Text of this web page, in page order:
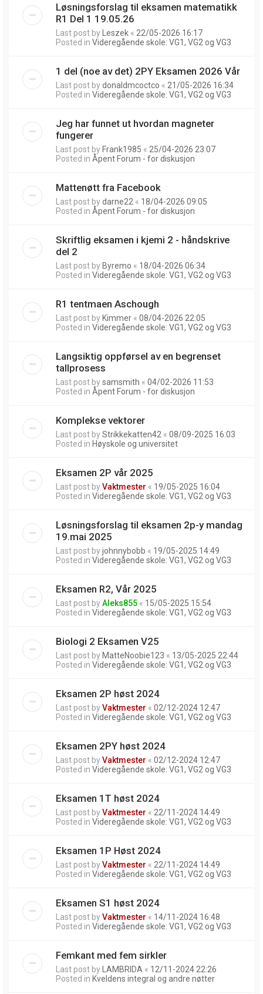
Løsningsforslag til eksamen matematikk
R1 Del 1 19.05.26
Last post by Leszek « 22/05-2026 16:17
Posted in Videregående skole: VG1, VG2 og VG3
1 del (noe av det) 2PY Eksamen 2026 Vår
Last post bydonaldmcoctco « 21/05-2026 16:34
Posted in Videregående skole: VG1, VG2 og VG3
Jeg har funnet ut hvordan magneter
fungerer
Last post by Frank1985 « 25/04-2026 23:07
Posted in Åpent Forum - for diskusjon
Mattenøtt fra Facebook
Last post bydarne22 « 18/04-2026 09:05
Posted in Åpent Forum - for diskusjon
Skriftlig eksamen i kjemi 2 - håndskrive
del 2
Last post by Byremo « 18/04-2026 06:34
Posted in Videregående skole: VG1, VG2 og VG3
R1 tentmaen Aschough
Last post by Kimmer « 08/04-2026 22:05
Posted in Videregående skole: VG1, VG2 og VG3
Langsiktig oppførsel av en begrenset
tallprosess
Last post bysamsmith « 04/02-2026 11:53
Posted in Åpent Forum - for diskusjon
Komplekse vektorer
Last post byStrikkekatten42 « 08/09-2025 16:03
Posted in Høyskole og universitet
Eksamen 2P vår 2025
Last post byVaktmester « 19/05-2025 16:04
Posted in Videregående skole: VG1, VG2 og VG3
Løsningsforslag til eksamen 2p-y mandag
19.mai 2025
Last post byjohnnybobb « 19/05-2025 14:49
Posted in Videregående skole: VG1, VG2 og VG3
Eksamen R2, Vår 2025
Last post byAleks855 « 15/05-2025 15:54
Posted in Videregående skole: VG1, VG2 og VG3
Biologi 2 Eksamen V25
Last post by MatteNoobie123 « 13/05-2025 22:44
Posted in Videregående skole: VG1, VG2 og VG3
Eksamen 2P høst 2024
Last post byVaktmester « 02/12-2024 12:47
Posted in Videregående skole: VG1, VG2 og VG3
Eksamen 2PY høst 2024
Last post byVaktmester « 02/12-2024 12:47
Posted in Videregående skole: VG1, VG2 og VG3
Eksamen 1T høst 2024
Last post byVaktmester « 22/11-2024 14:49
Posted in Videregående skole: VG1, VG2 og VG3
Eksamen 1P Høst 2024
Last post byVaktmester « 22/11-2024 14:49
Posted in Videregående skole: VG1, VG2 og VG3
Eksamen S1 høst 2024
Last post byVaktmester « 14/11-2024 16:48
Posted in Videregående skole: VG1, VG2 og VG3
Femkant med fem sirkler
Last post by LAMBRIDA « 12/11-2024 22:26
Posted in Kveldens integral og andre nøtter